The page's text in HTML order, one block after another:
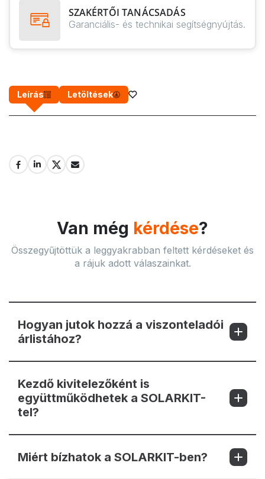
SZAKÉRTŐI TANÁCSADÁS
Garanciális- és technikai segítségnyújtás.
Leírás Letöltések
Van még kérdése?
Összegyűjtöttük a leggyakrabban feltett kérdéseket és
a rájuk adott válaszainkat.
Hogyan jutok hozzá a viszonteladói
árlistához?
Kezdő kivitelezőként is
együttműködhetek a SOLARKIT-
tel?
Miért bízhatok a SOLARKIT-ben?